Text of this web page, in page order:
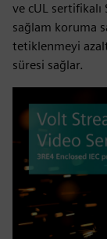
ve cUL
sağlam koruma
tetiklenmeyi
süresi sağlar.